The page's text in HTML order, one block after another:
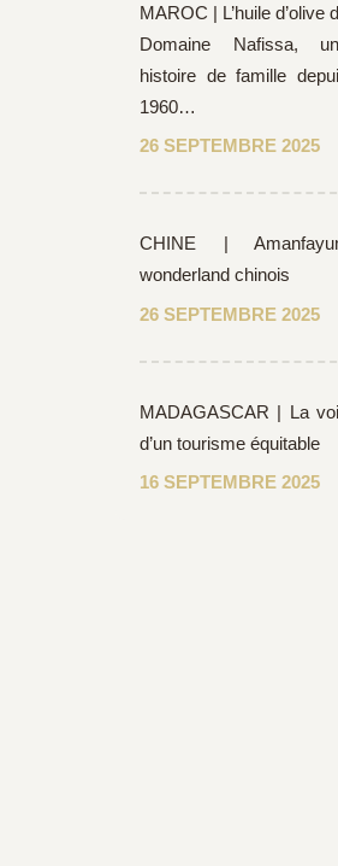
MAROC | L’huile d’olive
Domaine Nafissa,
histoire de famille
1960…
26 SEPTEMBRE 2025
CHINE |
wonderland chinois
26 SEPTEMBRE 2025
MADAGASCAR | La
d’un tourisme équitable
16 SEPTEMBRE 2025